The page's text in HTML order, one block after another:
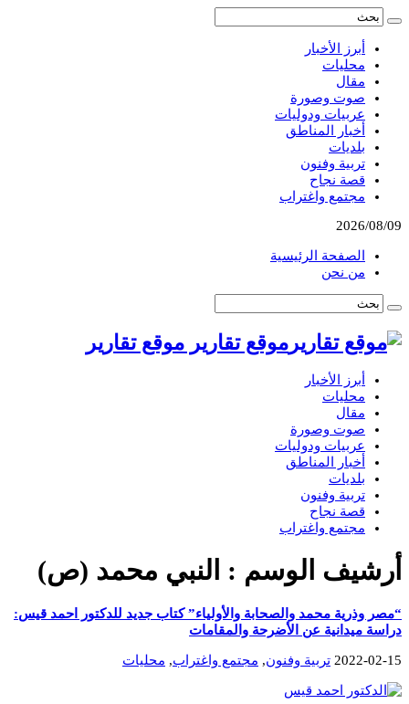
أبرز الأخبار
محليات
مقال
صوت وصورة
عربيات ودوليات
أخبار المناطق
بلديات
تربية وفنون
قصة نجاح
مجتمع واغتراب
2026/08/09
الصفحة الرئيسية
من نحن
موقع تقارير موقع تقارير
أبرز الأخبار
محليات
مقال
صوت وصورة
عربيات ودوليات
أخبار المناطق
بلديات
تربية وفنون
قصة نجاح
مجتمع واغتراب
أرشيف الوسم : النبي محمد (ص)
“مصر وذرية محمد والصحابة والأولياء” كتاب جديد للدكتور احمد قيس:
دراسة ميدانية عن الأضرحة والمقامات
2022-02-15 تربية وفنون, مجتمع واغتراب, محليات